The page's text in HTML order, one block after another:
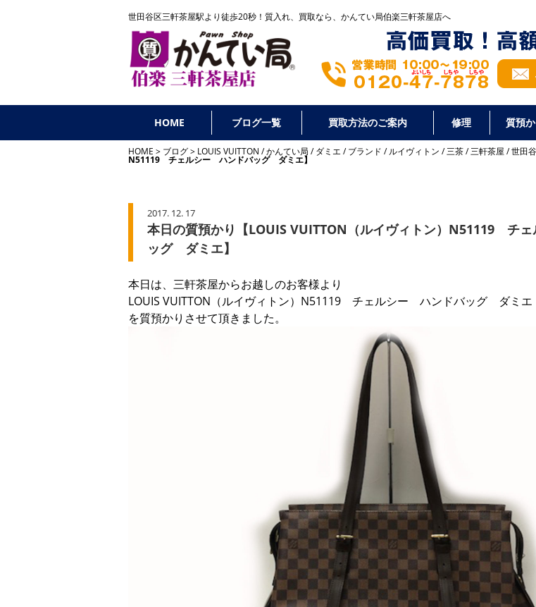
世田谷区三軒茶屋駅より徒歩20秒！ 質入れ、買取なら、かんてい局伯楽三軒茶屋店へ
HOME ブログ一覧 買取方法のご案内 修理 質預
HOME ブログ LOUIS VUITTON /かんてい局 /ダミエ/ブランド /ルイヴィトン /三茶/三軒茶屋 /世田谷
N51119 チェルシー ハンドバッグ ダミエ】
2017. 12. 17
本日の質預かり【LOUIS VUITTON（ルイヴィトン）N51119 チ
ッグ ダミエ】
本日は、三軒茶屋からお越しのお客様より
LOUIS VUITTON（ルイヴィトン）N51119 チェルシー ハンドバッグ ダミエ
を質預かりさせて頂きました。